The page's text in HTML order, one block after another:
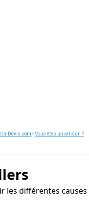
-Vous êtes un artisan ?
différentes